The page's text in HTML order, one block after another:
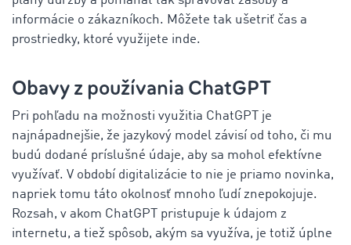
informácie o zákazníkoch. Môžete tak ušetriť čas a
prostriedky, ktoré využijete inde.
Obavy z používania ChatGPT
Pri pohľadu na možnosti využitia ChatGPT je
najnápadnejšie, že jazykový model závisí od toho, či mu
budú dodané príslušné údaje, aby sa mohol efektívne
využívať. V období digitalizácie to nie je priamo novinka,
napriek tomu táto okolnosť mnoho ľudí znepokojuje.
Rozsah, v akom ChatGPT pristupuje k údajom z
internetu, a tiež spôsob, akým sa využíva, je totiž úplne